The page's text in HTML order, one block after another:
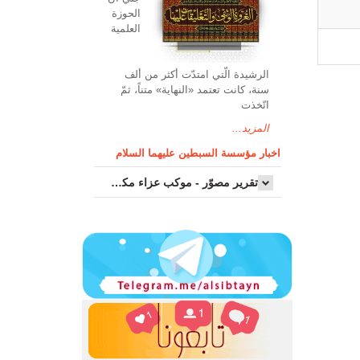
الحوزة
العلمیة
الرشیدة الّتي امتدّت أكثر من ألف
سنة، كانت تعتمد «النهاية» متناً، ثمّ
اتّخذت
المزيد...
اخبار مؤسسة السبطين عليهما السلام
تقرير مصوّر - موكب عزاء مکتب سماحة اية الله السيد مرتضى الموسوي الاصفهاني في يوم إستشهاد السيدة فاطم...